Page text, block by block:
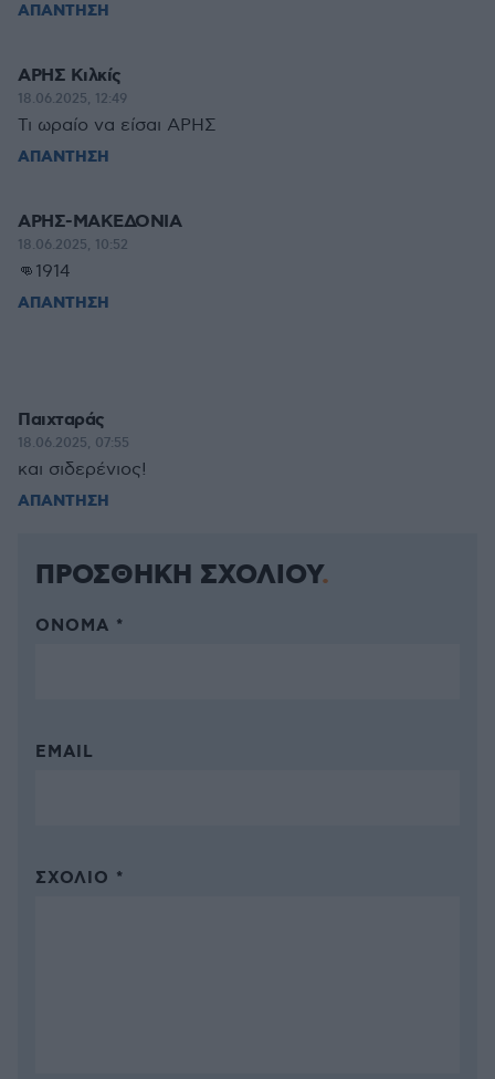
ΑΠΑΝΤΗΣΗ
ΑΡΗΣ Κιλκίς
18.06.2025, 12:49
Τι ωραίο να είσαι ΑΡΗΣ
ΑΠΑΝΤΗΣΗ
ΑΡΗΣ-ΜΑΚΕΔΟΝΙΑ
18.06.2025, 10:52
👊1914
ΑΠΑΝΤΗΣΗ
Παιχταράς
18.06.2025, 07:55
και σιδερένιος!
ΑΠΑΝΤΗΣΗ
ΠΡΟΣΘΗΚΗ ΣΧΟΛΙΟΥ
ΌΝΟΜΑ *
EMAIL
ΣΧΌΛΙΟ *